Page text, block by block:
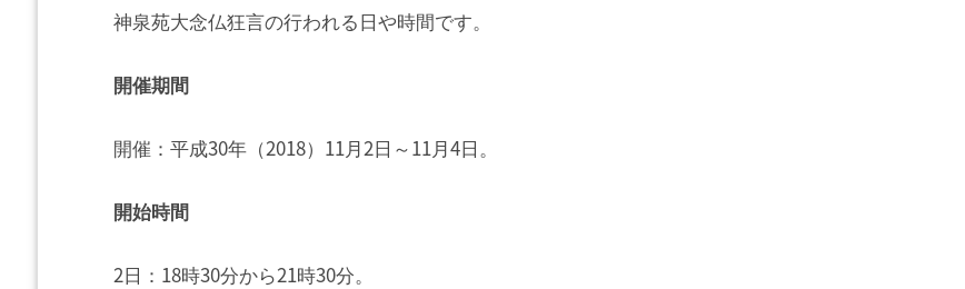
神泉苑大念仏狂言の行われる日や時間です。
開催期間
開催：平成30年（2018）11月2日～11月4日。
開始時間
2日：18時30分から21時30分。